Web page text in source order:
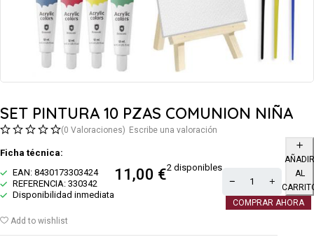
SET PINTURA 10 PZAS COMUNION NIÑA
(0 Valoraciones) Escribe una valoración
Ficha técnica:
EAN: 8430173303424
REFERENCIA: 330342
Disponibilidad inmediata
11,00 €2 disponibles
AÑADIR
AL
COMPRAR AHORA
Add to wishlist